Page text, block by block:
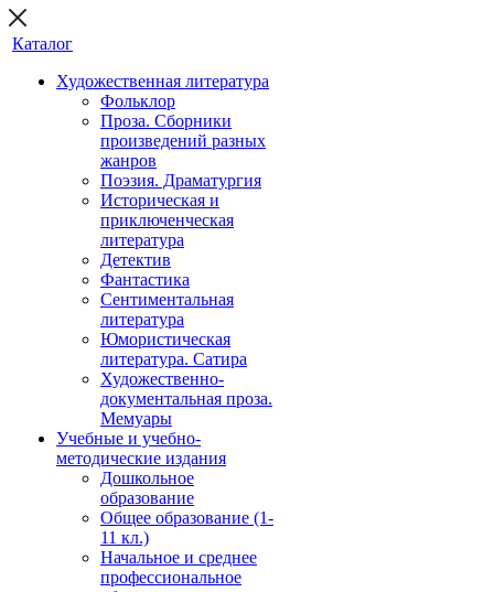
Каталог
Художественная литература
Фольклор
Проза. Сборники
произведений разных
жанров
Поэзия. Драматургия
Историческая и
приключенческая
литература
Детектив
Фантастика
Сентиментальная
литература
Юмористическая
литература. Сатира
Художественно-
документальная проза.
Мемуары
Учебные и учебно-
методические издания
Дошкольное
образование
Общее образование (1-
11 кл.)
Начальное и среднее
профессиональное